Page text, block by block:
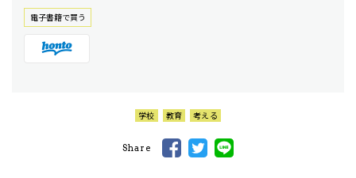
電⼦書籍で買う
学校 教育 考える
Share